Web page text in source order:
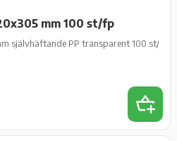
mm 100 st/fp
självhäftande PP transparent 100 st/fp
Add